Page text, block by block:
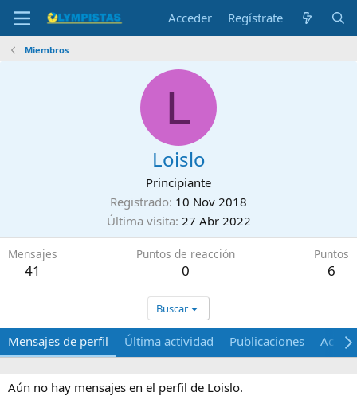
Acceder Regístrate
Miembros
L
Loislo
Principiante
Registrado 10 Nov 2018
Última visita 27 Abr 2022
Mensajes
41
Puntos de reacción
0
Puntos
6
Buscar
Mensajes de perfil Última actividad Publicaciones Acerca
Aún no hay mensajes en el perfil de Loislo.